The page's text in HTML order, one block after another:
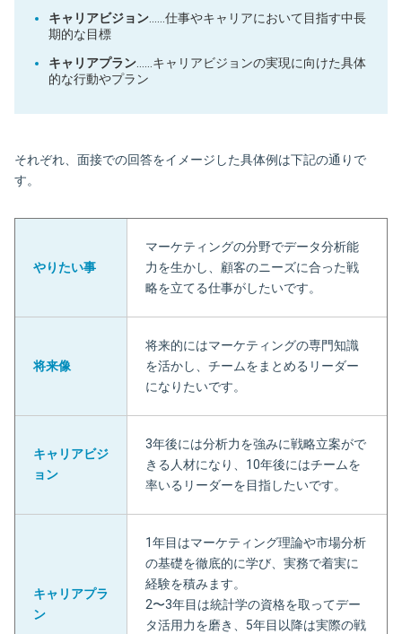
キャリアビジョン……仕事やキャリアにおいて目指す中長
期的な目標
キャリアプラン……キャリアビジョンの実現に向けた具体
的な行動やプラン
それぞれ、面接での回答をイメージした具体例は下記の通りで
す。
やりたい事
マーケティングの分野でデータ分析能
力を生かし、顧客のニーズに合った戦
略を立てる仕事がしたいです。
将来像
将来的にはマーケティングの専門知識
を活かし、チームをまとめるリーダー
になりたいです。
キャリアビジ
ョン
3年後には分析力を強みに戦略立案がで
きる人材になり、10年後にはチームを
率いるリーダーを目指したいです。
キャリアプラ
ン
1年目はマーケティング理論や市場分析
の基礎を徹底的に学び、実務で着実に
経験を積みます。
2〜3年目は統計学の資格を取ってデー
タ活用力を磨き、5年目以降は実際の戦